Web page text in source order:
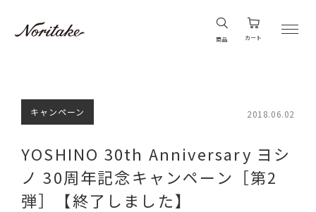
商品 カート
キャンペーン 2018.06.02
YOSHINO 30th Anniversary ヨシ
ノ 30周年記念キャンペーン［第2
弾］【終了しました】